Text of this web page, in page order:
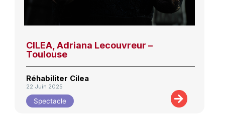
CILEA, Adriana Lecouvreur –
Toulouse
Réhabiliter Cilea
22 Juin 2025
Spectacle